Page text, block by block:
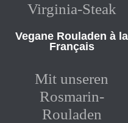
Virginia-Steak
Vegane Rouladen à la
Français
Mit unseren
Rosmarin-
Rouladen